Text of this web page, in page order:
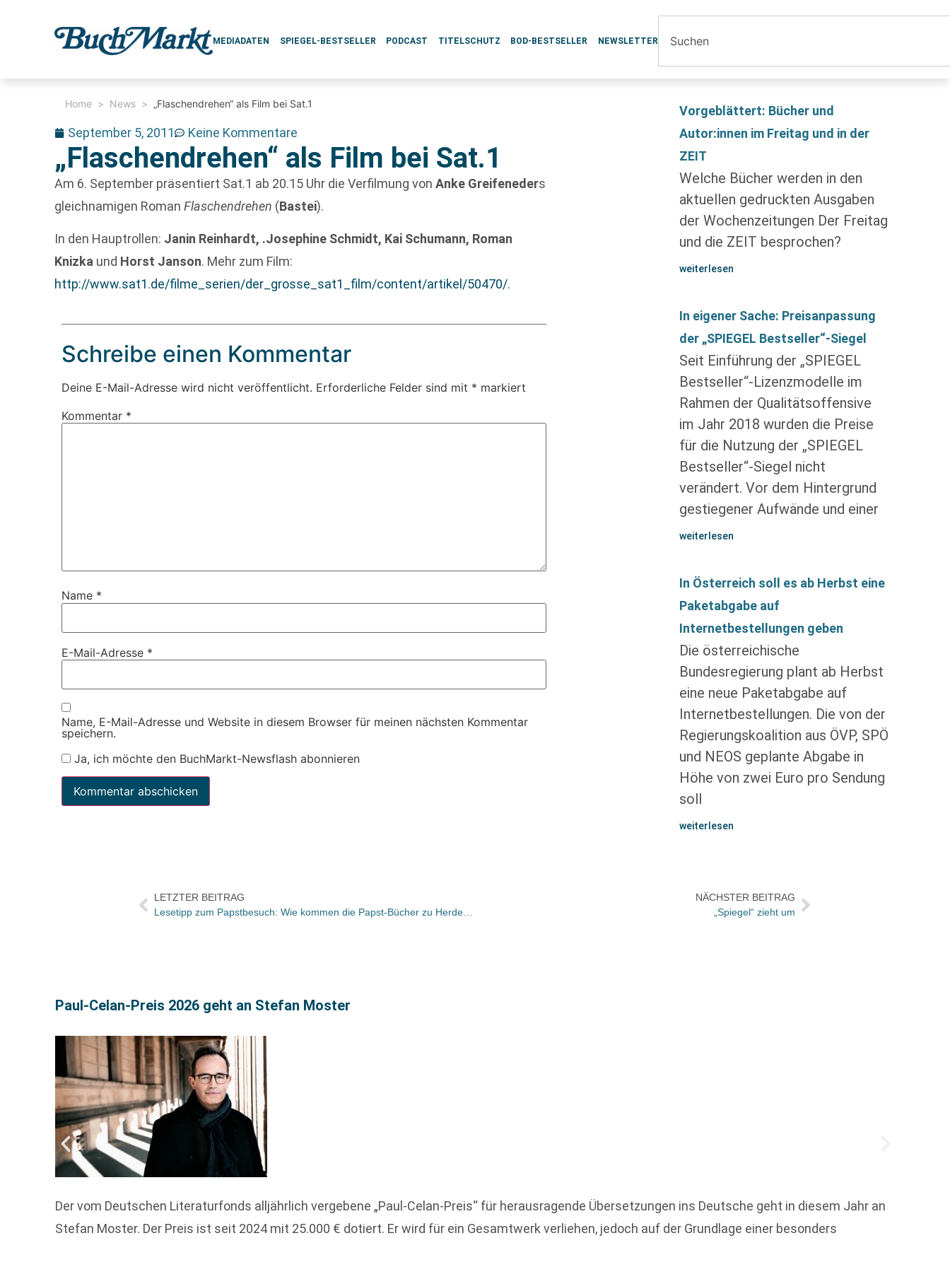
MEDIADATEN SPIEGEL-BESTSELLER PODCAST TITELSCHUTZ BOD-BESTSELLER NEWSLETTER
Home > News > „Flaschendrehen“ als Film bei Sat.1
September 5, 2011 Keine Kommentare
„Flaschendrehen“ als Film bei Sat.1
Am 6. September präsentiert Sat.1 ab 20.15 Uhr die Verfilmung vonAnke Greifeneders
gleichnamigen RomanFlaschendrehen (Bastei).
In den Hauptrollen: Janin Reinhardt, .Josephine Schmidt, Kai Schumann, Roman
Knizka und Horst Janson. Mehr zum Film:
http://www.sat1.de/filme_serien/der_grosse_sat1_film/content/artikel/50470/.
Schreibe einen Kommentar
Deine E-Mail-Adresse wird nicht veröffentlicht. Erforderliche Felder sind mit * markiert
Kommentar *
Name *
E-Mail-Adresse *
Name, E-Mail-Adresse und Website in diesem Browser für meinen nächsten Kommentar
speichern.
Ja, ich möchte den BuchMarkt-Newsflash abonnieren
Vorgeblättert: Bücher und
Autor:innen im Freitag und in der
ZEIT
Welche Bücher werden in den
aktuellen gedruckten Ausgaben
der Wochenzeitungen Der Freitag
und die ZEIT besprochen?
weiterlesen
In eigener Sache: Preisanpassung
der „SPIEGEL Bestseller“-Siegel
Seit Einführung der „SPIEGEL
Bestseller“-Lizenzmodelle im
Rahmen der Qualitätsoffensive
im Jahr 2018 wurden die Preise
für die Nutzung der „SPIEGEL
Bestseller“-Siegel nicht
verändert. Vor dem Hintergrund
gestiegener Aufwände und einer
weiterlesen
In Österreich soll es ab Herbst eine
Paketabgabe auf
Internetbestellungen geben
Die österreichische
Bundesregierung plant ab Herbst
eine neue Paketabgabe auf
Internetbestellungen. Die von der
Regierungskoalition aus ÖVP, SPÖ
und NEOS geplante Abgabe in
Höhe von zwei Euro pro Sendung
soll
weiterlesen
LETZTER BEITRAG
NÄCHSTER BEITRAG
„Spiegel“ zieht um
Paul-Celan-Preis 2026 geht an Stefan Moster
Der vom Deutschen Literaturfonds alljährlich vergebene „Paul-Celan-Preis“ für herausragende Übersetzungen ins Deutsche geht in diesem Jahr an
Stefan Moster. Der Preis ist seit 2024 mit 25.000 € dotiert. Er wird für ein Gesamtwerk verliehen, jedoch auf der Grundlage einer besonders